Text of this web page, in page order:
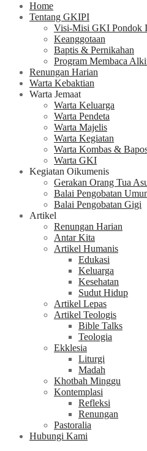
Home
Tentang GKIPI
Visi-Misi GKI Pondok
Keanggotaan
Baptis & Pernikahan
Program Membaca
Renungan Harian
Warta Kebaktian
Warta Jemaat
Warta Keluarga
Warta Pendeta
Warta Majelis
Warta Kegiatan
Warta Kombas &
Warta GKI
Kegiatan Oikumenis
Gerakan Orang Tua
Balai Pengobatan
Balai Pengobatan Gigi
Artikel
Renungan Harian
Antar Kita
Artikel Humanis
Edukasi
Keluarga
Kesehatan
Sudut Hidup
Artikel Lepas
Artikel Teologis
Bible Talks
Teologia
Ekklesia
Liturgi
Madah
Khotbah Minggu
Kontemplasi
Refleksi
Renungan
Pastoralia
Hubungi Kami